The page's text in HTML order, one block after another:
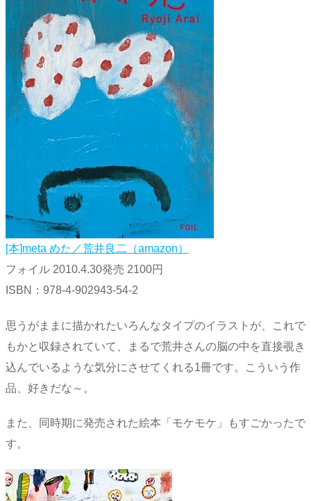
[本]meta めた／荒井良二（amazon）
フォイル 2010.4.30発売 2100円
ISBN：978-4-902943-54-2
思うがままに描かれたいろんなタイプのイラストが、これで
もかと収録されていて、まるで荒井さんの脳の中を直接覗き
込んでいるような気分にさせてくれる1冊です。こういう作
品、好きだな～。
また、同時期に発売された絵本「モケモケ」もすごかったで
す。